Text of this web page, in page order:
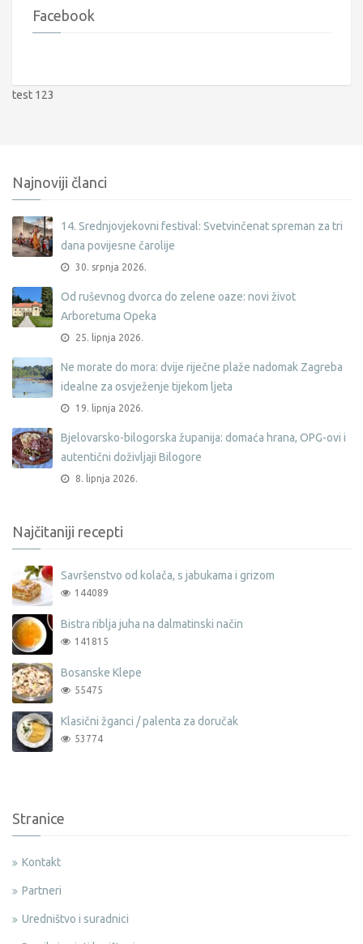
Facebook
test 123
Najnoviji članci
14. Srednjovjekovni festival: Svetvinčenat spreman za tri
dana povijesne čarolije
30. srpnja 2026.
Od ruševnog dvorca do zelene oaze: novi život
Arboretuma Opeka
25. lipnja 2026.
Ne morate do mora: dvije riječne plaže nadomak Zagreba
idealne za osvježenje tijekom ljeta
19. lipnja 2026.
Bjelovarsko-bilogorska županija: domaća hrana, OPG-ovi i
autentični doživljaji Bilogore
8. lipnja 2026.
Najčitaniji recepti
Savršenstvo od kolača, s jabukama i grizom
144089
Bistra riblja juha na dalmatinski način
141815
Bosanske Klepe
55475
Klasični žganci / palenta za doručak
53774
Stranice
Kontakt
Partneri
Uredništvo i suradnici